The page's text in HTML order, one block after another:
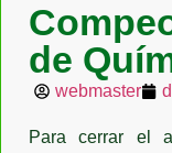
de
webmaster
Para cerrar el